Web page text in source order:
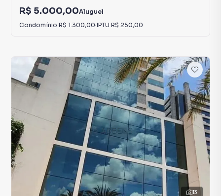
R$ 5.000,00Aluguel
Condomínio R$ 1.300,00·IPTU R$ 250,00
13